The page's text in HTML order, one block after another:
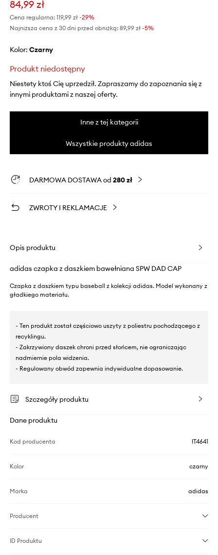
84,99 zł
Cena regularna: 119,99 zł -29%
Najniższa cena z 30 dni przed obniżką: 89,99 zł -5%
Kolor: czarny
Produkt niedostępny
Niestety ktoś Cię uprzedził. Zapraszamy do zapoznania się z
innymi produktami z naszej oferty.
Inne z tej kategorii
Wszystkie produkty adidas
DARMOWA DOSTAWA od 280 zł
ZWROTY I REKLAMACJE
Opis produktu
adidas czapka z daszkiem bawełniana SPW DAD CAP
Czapka z daszkiem typu baseball z kolekcji adidas. Model wykonany z
gładkiego materiału.
- Ten produkt został częściowo uszyty z poliestru pochodzącego z
recyklingu.
- Zakrzywiony daszek chroni przed słońcem, nie ograniczając
nadmiernie pola widzenia.
- Regulowany obwód zapewnia indywidualne dopasowanie.
Szczegóły produktu
Dane produktu
Kod producenta IT4641
Kolor czarny
Marka adidas
Producent
ID Produktu